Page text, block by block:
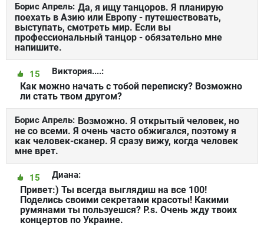
Борис Апрель: Да, я ищу танцоров. Я планирую
поехать в Азию или Европу - путешествовать,
выступать, смотреть мир. Если вы
профессиональный танцор - обязательно мне
напишите.
Виктория....:
15
Как можно начать с тобой переписку? Возможно
ли стать твом другом?
Борис Апрель: Возможно. Я открытый человек, но
не со всеми. Я очень часто обжигался, поэтому я
как человек-сканер. Я сразу вижу, когда человек
мне врет.
Диана:
15
Привет:) Ты всегда выглядиш на все 100!
Поделись своими секретами красоты! Какими
румянами ты пользуешся? P.s. Очень жду твоих
концертов по Украине.